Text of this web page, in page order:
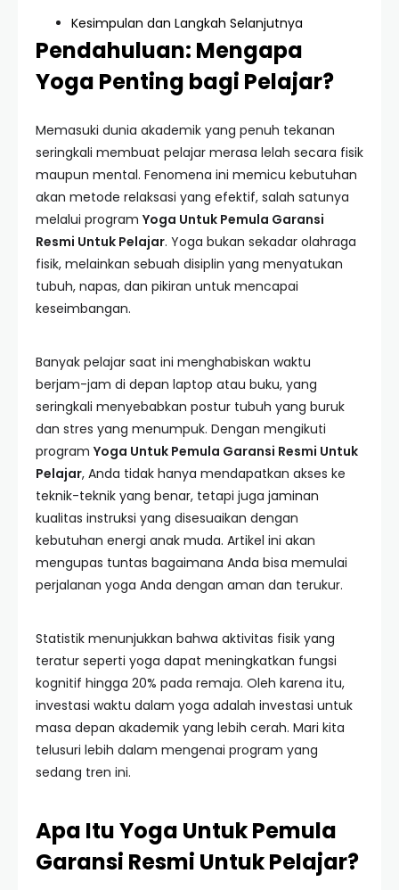
Kesimpulan dan Langkah Selanjutnya
Pendahuluan: Mengapa
Yoga Penting bagi Pelajar?
Memasuki dunia akademik yang penuh tekanan
seringkali membuat pelajar merasa lelah secara fisik
maupun mental. Fenomena ini memicu kebutuhan
akan metode relaksasi yang efektif, salah satunya
melalui program Yoga Untuk Pemula Garansi
Resmi Untuk Pelajar. Yoga bukan sekadar olahraga
fisik, melainkan sebuah disiplin yang menyatukan
tubuh, napas, dan pikiran untuk mencapai
keseimbangan.
Banyak pelajar saat ini menghabiskan waktu
berjam-jam di depan laptop atau buku, yang
seringkali menyebabkan postur tubuh yang buruk
dan stres yang menumpuk. Dengan mengikuti
program Yoga Untuk Pemula Garansi Resmi Untuk
Pelajar, Anda tidak hanya mendapatkan akses ke
teknik-teknik yang benar, tetapi juga jaminan
kualitas instruksi yang disesuaikan dengan
kebutuhan energi anak muda. Artikel ini akan
mengupas tuntas bagaimana Anda bisa memulai
perjalanan yoga Anda dengan aman dan terukur.
Statistik menunjukkan bahwa aktivitas fisik yang
teratur seperti yoga dapat meningkatkan fungsi
kognitif hingga 20% pada remaja. Oleh karena itu,
investasi waktu dalam yoga adalah investasi untuk
masa depan akademik yang lebih cerah. Mari kita
telusuri lebih dalam mengenai program yang
sedang tren ini.
Apa Itu Yoga Untuk Pemula
Garansi Resmi Untuk Pelajar?